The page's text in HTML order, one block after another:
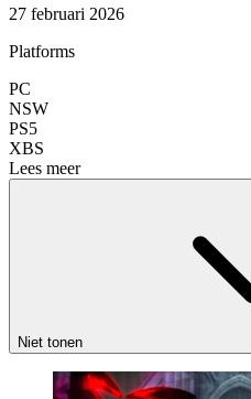
27 februari 2026
Platforms
PC
NSW
PS5
XBS
Lees meer
Niet tonen